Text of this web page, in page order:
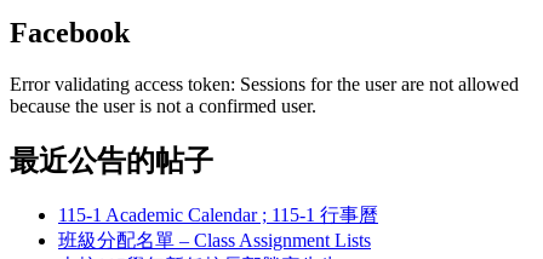
Facebook
Error validating access token: Sessions for the user are not allowed
because the user is not a confirmed user.
最近公告的帖子
115-1 Academic Calendar ; 115-1 行事曆
班級分配名單 – Class Assignment Lists